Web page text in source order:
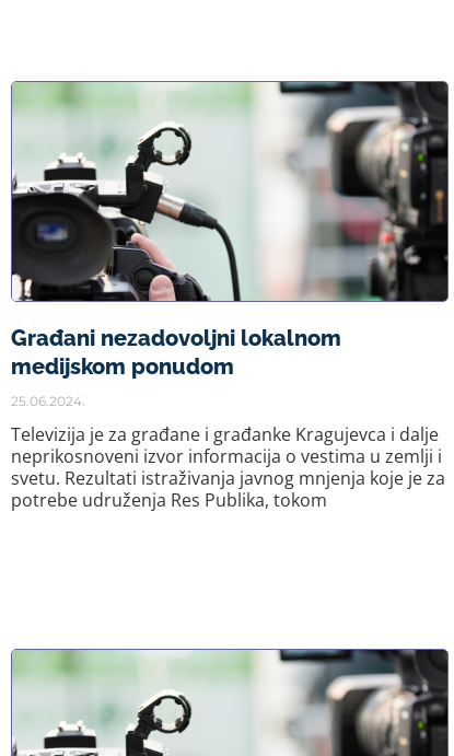
Građani nezadovoljni lokalnom
medijskom ponudom
25.06.2024.
Televizija je za građane i građanke Kragujevca i dalje
neprikosnoveni izvor informacija o vestima u zemlji i
svetu. Rezultati istraživanja javnog mnjenja koje je za
potrebe udruženja Res Publika, tokom